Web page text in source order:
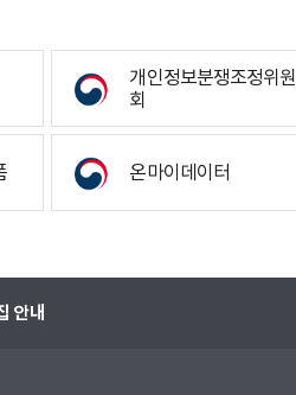
개인정보분쟁조정위원
회
온마이데이터
안내